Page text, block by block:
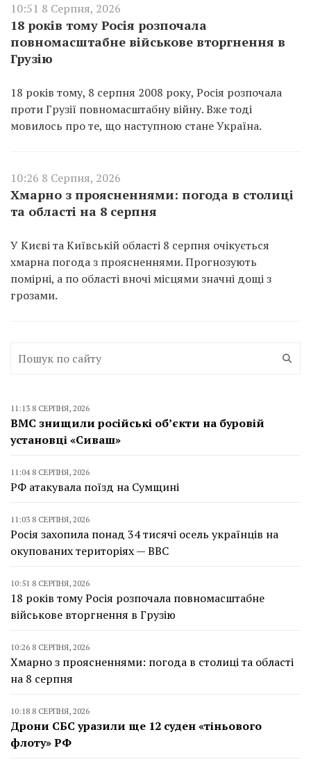
10:51 8 Серпня, 2026
18 років тому Росія розпочала
повномасштабне військове вторгнення в
Грузію
18 років тому, 8 серпня 2008 року, Росія розпочала
проти Грузії повномасштабну війну. Вже тоді
мовилось про те, що наступною стане Україна.
10:26 8 Серпня, 2026
Хмарно з проясненнями: погода в столиці
та області на 8 серпня
У Києві та Київській області 8 серпня очікується
хмарна погода з проясненнями. Прогнозують
помірні, а по області вночі місцями значні дощі з
грозами.
11:13 8 СЕРПНЯ, 2026
ВМС знищили російські об’єкти на буровій
установці «Сиваш»
11:04 8 СЕРПНЯ, 2026
РФ атакувала поїзд на Сумщині
11:03 8 СЕРПНЯ, 2026
Росія захопила понад 34 тисячі осель українців на
окупованих територіях — BBC
10:51 8 СЕРПНЯ, 2026
18 років тому Росія розпочала повномасштабне
військове вторгнення в Грузію
10:26 8 СЕРПНЯ, 2026
Хмарно з проясненнями: погода в столиці та області
на 8 серпня
10:18 8 СЕРПНЯ, 2026
Дрони СБС уразили ще 12 суден «тіньового
флоту» РФ